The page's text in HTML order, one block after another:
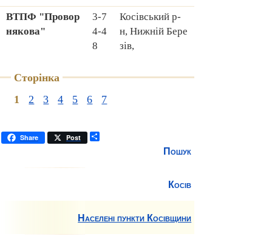
ВТПФ "Провор
някова"
3-7
4-4
8
Косівський р-
н, Hижній Бере
зів,
Сторінка
1
2 3 4 5 6 7
Share Post
Пошук
Косів
Населені пункти Косівщини